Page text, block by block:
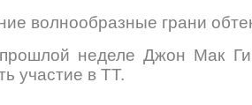
волнообразные грани
неделе Джон Мак
участие в ТТ.